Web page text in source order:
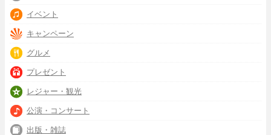
イベント
キャンペーン
グルメ
プレゼント
レジャー・観光
公演・コンサート
出版・雑誌